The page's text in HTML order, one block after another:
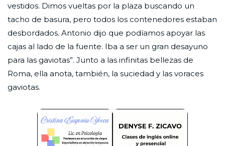
vestidos. Dimos vueltas por la plaza buscando un
tacho de basura, pero todos los contenedores estaban
desbordados. Antonio dijo que podíamos apoyar las
cajas al lado de la fuente. Iba a ser un gran desayuno
para las gaviotas”. Junto a las infinitas bellezas de
Roma, ella anota, también, la suciedad y las voraces
gaviotas.